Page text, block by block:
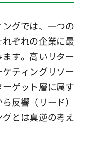
グでは、一つの
ぞれの企業に最
す。高いリター
ティングリソー
ゲット層に属す
反響（リード）
とは真逆の考え